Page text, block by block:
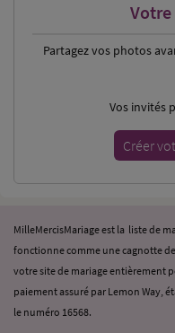
Partagez vos photos
Vos invités
Créer
MilleMercisMariage est la liste de
fonctionne comme une cagnotte de
votre site de mariage entièrement
paiement assuré par Lemon Way,
le numéro 16568.